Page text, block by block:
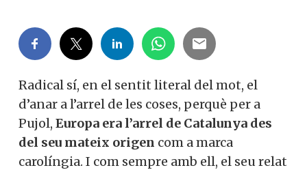
Radical sí, en el sentit literal del mot, el
d’anar a l’arrel de les coses, perquè per a
Pujol, Europa era l’arrel de Catalunya des
del seu mateix origen com a marca
carolíngia. I com sempre amb ell, el seu relat